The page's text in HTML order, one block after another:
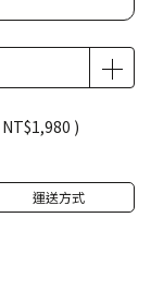
NT$1,980 )
運送方式